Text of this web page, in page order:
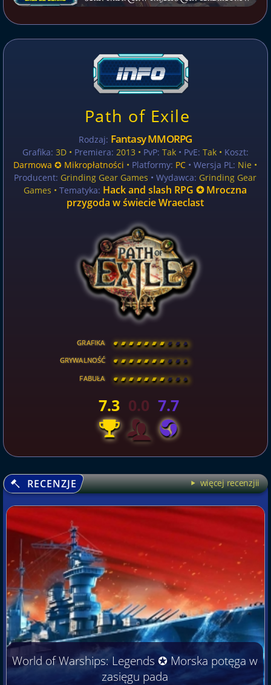
Path of Exile
Rodzaj: Fantasy MMORPG
Grafika: 3D • Premiera: 2013 • PvP: Tak• PvE: Tak • Koszt:
Darmowa ✪ Mikropłatności • Platformy: PC • Wersja PL: Nie •
Producent: Grinding Gear Games • Wydawca: Grinding Gear
Games •Tematyka: Hack and slash RPG ✪ Mroczna
przygoda w świecie Wraeclast
GRAFIKA [ \ \ \ \ \ \ \ \ ]
GRYWALNOŚĆ [ \ \ \ \ \ \ \ \ ]
FABUŁA [ \ \ \ \ \ \ \ \ ]
7.3 0.0 7.7
RECENZJE więcej recenzjii
World of Warships: Legends ✪ Morska potęga w
zasięgu pada